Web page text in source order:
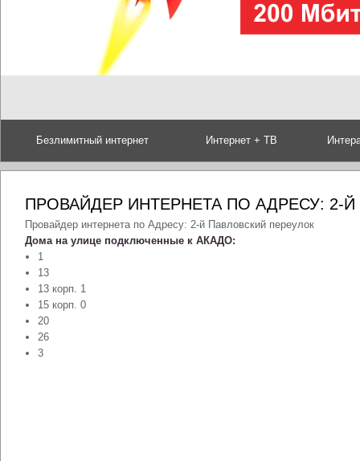
Безлимитный интернет Интернет + ТВ
ПРОВАЙДЕР ИНТЕРНЕТА ПО АДРЕСУ: 2-
Провайдер интернета по Адресу: 2-й Павловский переулок
Дома на улице подключенные к АКАДО:
1
13
13 корп. 1
15 корп. 0
20
26
3